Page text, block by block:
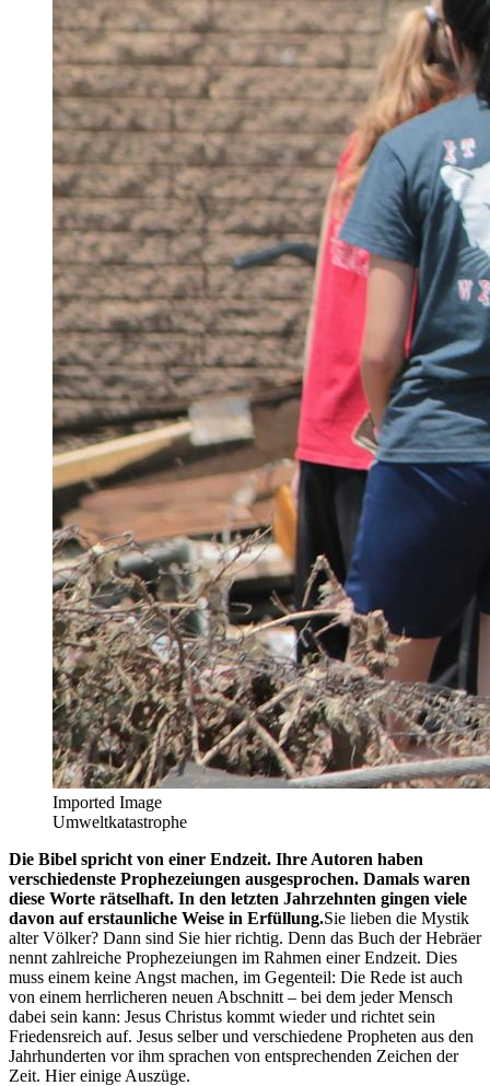
Imported Image
Umweltkatastrophe
Die Bibel spricht von einer Endzeit. Ihre Autoren haben
verschiedenste Prophezeiungen ausgesprochen. Damals waren
diese Worte rätselhaft. In den letzten Jahrzehnten gingen viele
davon auf erstaunliche Weise in Erfüllung.Sie lieben die Mystik
alter Völker? Dann sind Sie hier richtig. Denn das Buch der Hebräer
nennt zahlreiche Prophezeiungen im Rahmen einer Endzeit. Dies
muss einem keine Angst machen, im Gegenteil: Die Rede ist auch
von einem herrlicheren neuen Abschnitt – bei dem jeder Mensch
dabei sein kann: Jesus Christus kommt wieder und richtet sein
Friedensreich auf. Jesus selber und verschiedene Propheten aus den
Jahrhunderten vor ihm sprachen von entsprechenden Zeichen der
Zeit. Hier einige Auszüge.